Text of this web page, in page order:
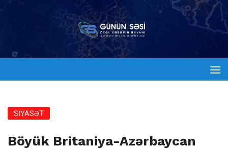
SİYASƏT
Böyük Britaniya-Azərbaycan